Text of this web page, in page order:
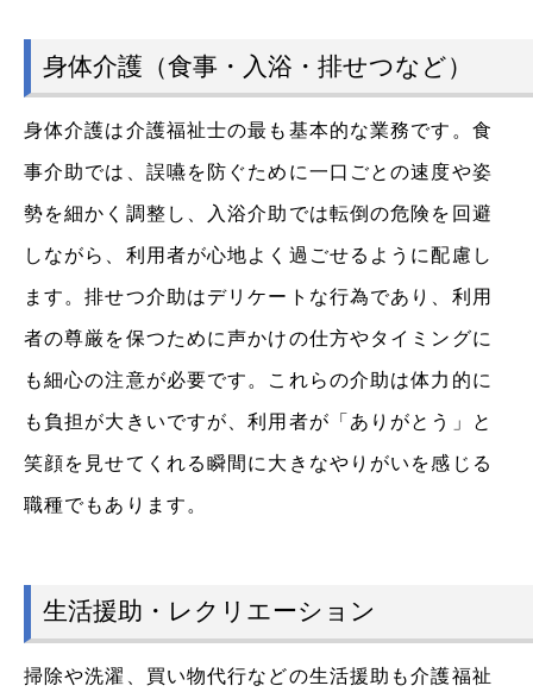
身体介護（食事・入浴・排せつなど）
身体介護は介護福祉士の最も基本的な業務です。食
事介助では、誤嚥を防ぐために一口ごとの速度や姿
勢を細かく調整し、入浴介助では転倒の危険を回避
しながら、利用者が心地よく過ごせるように配慮し
ます。排せつ介助はデリケートな行為であり、利用
者の尊厳を保つために声かけの仕方やタイミングに
も細心の注意が必要です。これらの介助は体力的に
も負担が大きいですが、利用者が「ありがとう」と
笑顔を見せてくれる瞬間に大きなやりがいを感じる
職種でもあります。
生活援助・レクリエーション
掃除や洗濯、買い物代行などの生活援助も介護福祉